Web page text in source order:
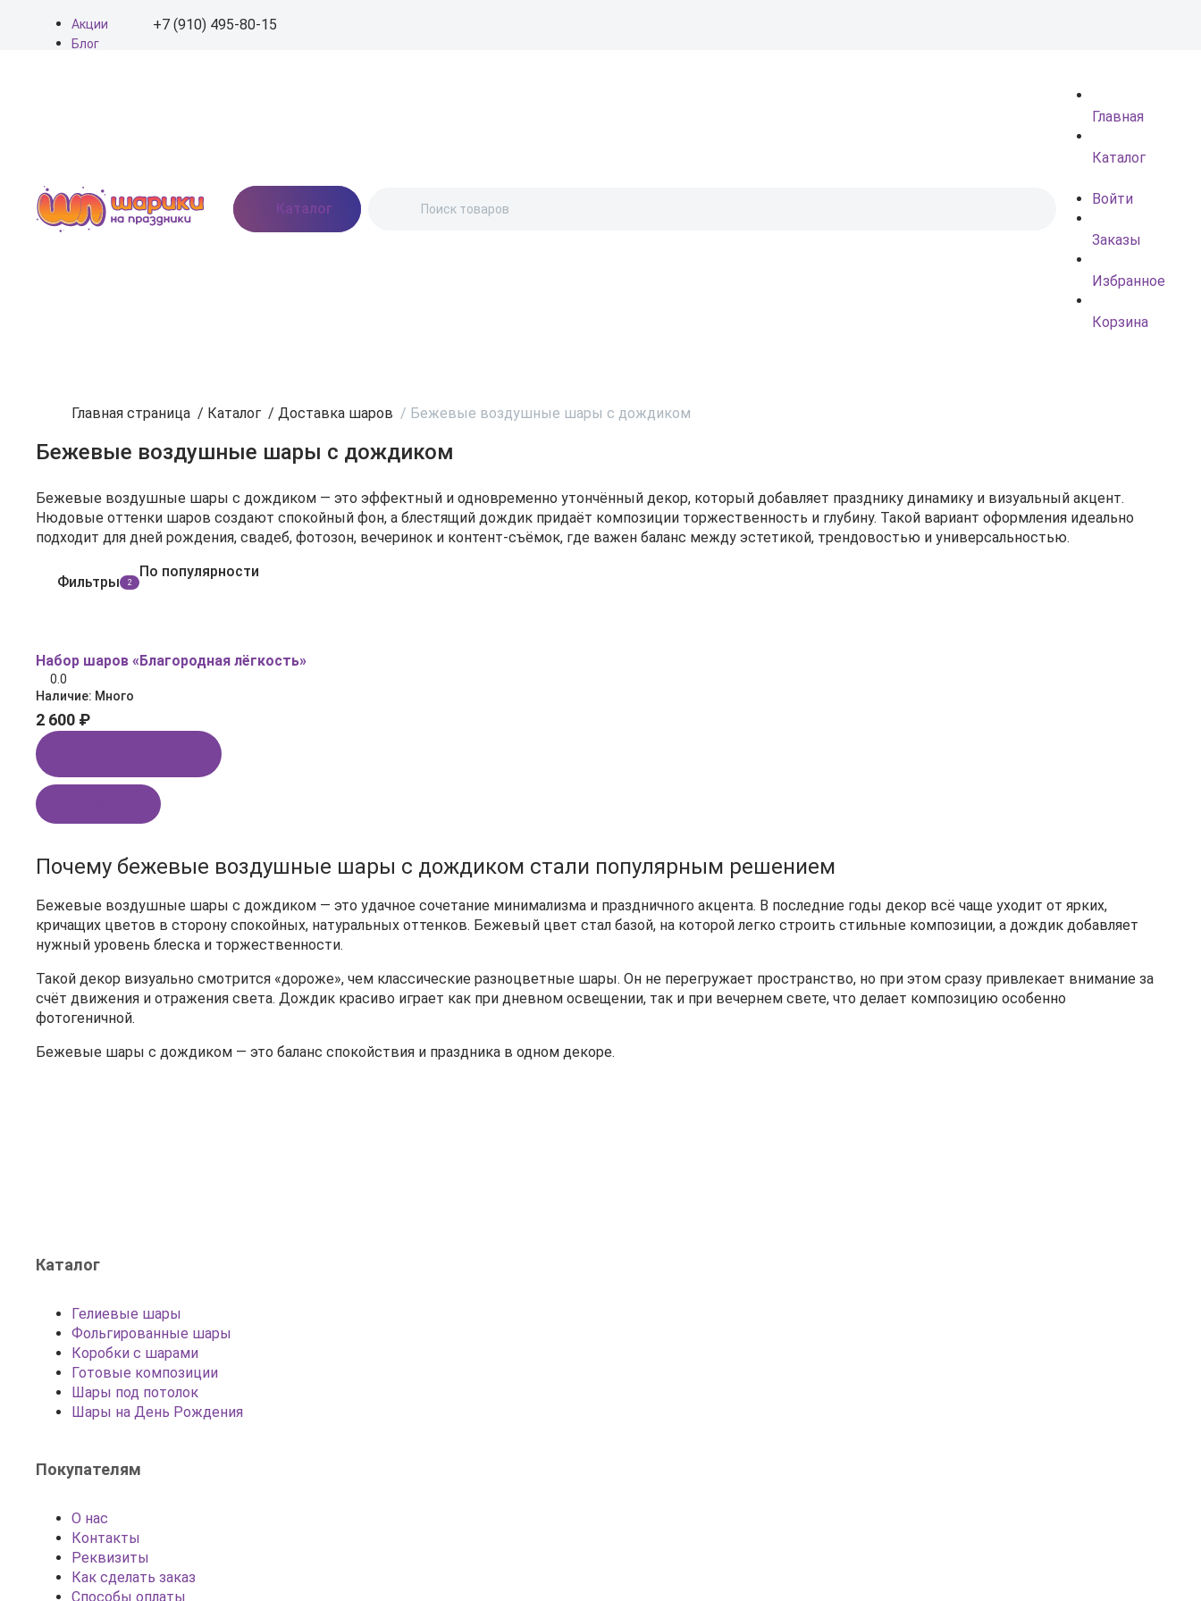
Акции
Блог
+7 (910) 495-80-15
Москва, Востряковское
шоссе, дом 7, стр. 3
Каталог
Главная
Каталог
Войти
Заказы
Избранное
Корзина
Главная страница / Каталог / Доставка шаров / Бежевые воздушные шары с дождиком
Бежевые воздушные шары с дождиком
Бежевые воздушные шары с дождиком — это эффектный и одновременно утончённый декор, который добавляет празднику динамику и визуальный акцент.
Нюдовые оттенки шаров создают спокойный фон, а блестящий дождик придаёт композиции торжественность и глубину. Такой вариант оформления идеально
подходит для дней рождения, свадеб, фотозон, вечеринок и контент-съёмок, где важен баланс между эстетикой, трендовостью и универсальностью.
Фильтры 2
По популярности
Набор шаров «Благородная лёгкость»
0.0
Наличие: Много
2 600 ₽
Почему бежевые воздушные шары с дождиком стали популярным решением
Бежевые воздушные шары с дождиком — это удачное сочетание минимализма и праздничного акцента. В последние годы декор всё чаще уходит от ярких,
кричащих цветов в сторону спокойных, натуральных оттенков. Бежевый цвет стал базой, на которой легко строить стильные композиции, а дождик добавляет
нужный уровень блеска и торжественности.
Такой декор визуально смотрится «дороже», чем классические разноцветные шары. Он не перегружает пространство, но при этом сразу привлекает внимание за
счёт движения и отражения света. Дождик красиво играет как при дневном освещении, так и при вечернем свете, что делает композицию особенно
фотогеничной.
Бежевые шары с дождиком — это баланс спокойствия и праздника в одном декоре.
Каталог
Гелиевые шары
Фольгированные шары
Коробки с шарами
Готовые композиции
Шары под потолок
Шары на День Рождения
Покупателям
О нас
Контакты
Реквизиты
Как сделать заказ
Способы оплаты